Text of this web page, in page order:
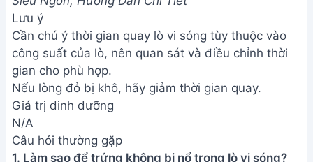
gian cho phù hợp.
Nếu lòng đỏ bị khô, hãy giảm thời gian quay.
Giá trị dinh dưỡng
N/A
Câu hỏi thường gặp
1. Làm sao để trứng không bị nổ trong lò vi sóng?
Cần dùng chén hoặc bát có khả năng chịu nhiệt
tốt, có lỗ thoát hơi nước, và không nên đậy kín.
Thêm một ít nước hoặc sữa vào trứng cũng giúp